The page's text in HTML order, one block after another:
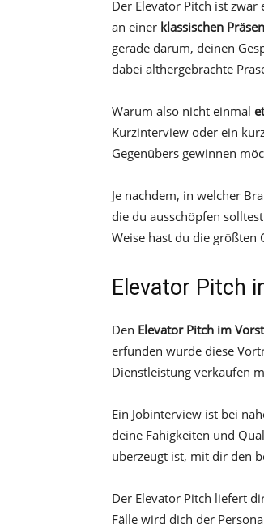
Der Elevator Pitch ist
an einer klassischen
gerade darum, deinen
dabei althergebrachte
Warum also nicht einmal
Kurzinterview oder ein
Gegenübers gewinnen
Je nachdem, in welcher
die du ausschöpfen
Weise hast du die größten
Elevator Pitch
Den Elevator Pitch im
erfunden wurde diese
Dienstleistung verkaufen
Ein Jobinterview ist bei
deine Fähigkeiten und
überzeugt ist, mit dir den
Der Elevator Pitch liefert
Fälle wird dich der